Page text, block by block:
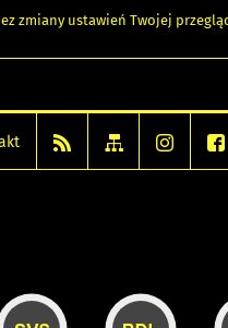
zmiany ustawień Twojej